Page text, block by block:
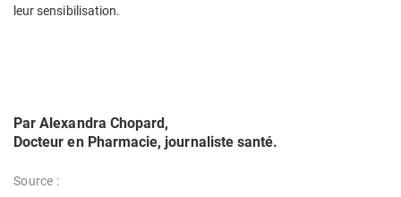
leur sensibilisation.
Par Alexandra Chopard,
Docteur en Pharmacie, journaliste santé.
Source :